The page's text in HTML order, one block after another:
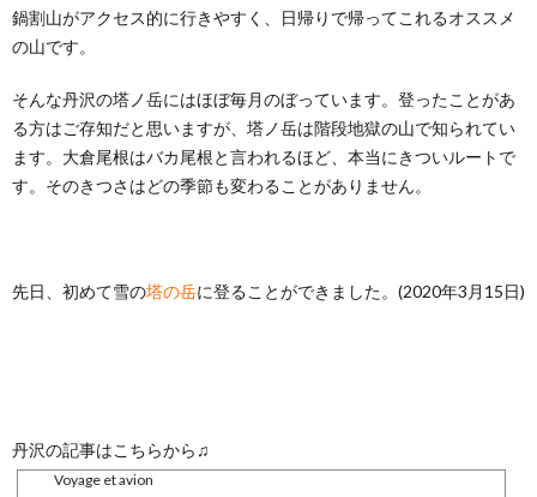
鍋割山がアクセス的に行きやすく、日帰りで帰ってこれるオススメ
の山です。
そんな丹沢の塔ノ岳にはほぼ毎月のぼっています。登ったことがあ
る方はご存知だと思いますが、塔ノ岳は階段地獄の山で知られてい
ます。大倉尾根はバカ尾根と言われるほど、本当にきついルートで
す。そのきつさはどの季節も変わることがありません。
先日、初めて雪の塔の岳に登ることができました。(2020年3月15日)
丹沢の記事はこちらから♫
Voyage et avion